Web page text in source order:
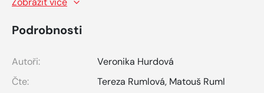
Podrobnosti
Autoři:
Veronika Hurdová
Čte:
Tereza Rumlová, Matouš Ruml